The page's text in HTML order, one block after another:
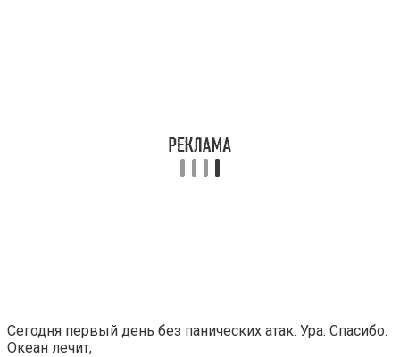
Сегодня первый день без панических атак. Ура. Спасибо.
Океан лечит,